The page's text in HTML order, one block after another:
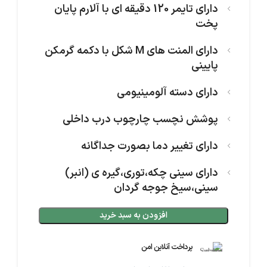
دارای تایمر 120 دقیقه ای با آلارم پایان
پخت
دارای المنت های M شکل با دکمه گرمکن
پایینی
دارای دسته آلومینیومی
پوشش نچسب چارچوب درب داخلی
دارای تغییر دما بصورت جداگانه
دارای سینی چکه،توری،گیره ی (انبر)
سینی،سیخ جوجه گردان
افزودن به سبد خرید
پرداخت آنلاین امن